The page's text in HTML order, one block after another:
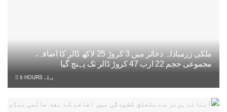
ملکی زرمبادلہ ذخائر میں 3 کروڑ 25 لاکھ ڈالر کا اضافہ،
مجموعی حجم 22 ارب 47 کروڑ ڈالر تک پہنچ گیا
5 HOURS پہلے